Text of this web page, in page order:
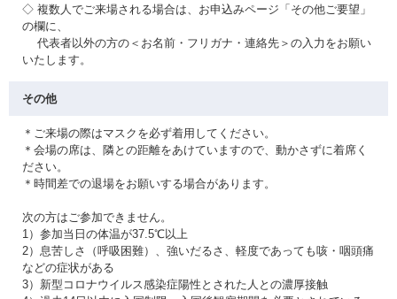
◇ 複数人でご来場される場合は、お申込みページ「その他ご要望」
の欄に、
代表者以外の方の＜お名前・フリガナ・連絡先＞の入力をお願い
いたします。
その他
＊ご来場の際はマスクを必ず着用してください。
＊会場の席は、隣との距離をあけていますので、動かさずに着席く
ださい。
＊時間差での退場をお願いする場合があります。
次の方はご参加できません。
1）参加当日の体温が37.5℃以上
2）息苦しさ（呼吸困難）、強いだるさ、軽度であっても咳・咽頭痛
などの症状がある
3）新型コロナウイルス感染症陽性とされた人との濃厚接触